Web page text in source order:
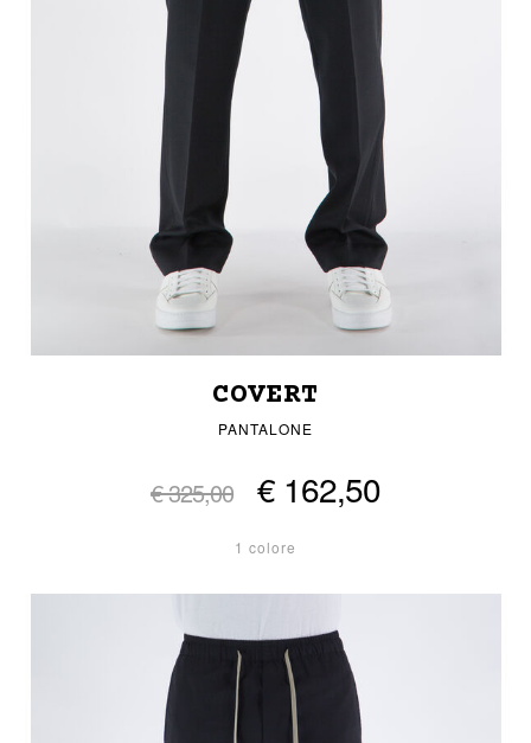
COVERT
PANTALONE
€ 325,00 € 162,50
1 colore